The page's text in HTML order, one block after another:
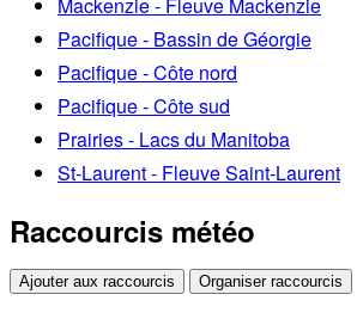
Mackenzie - Fleuve Mackenzie
Pacifique - Bassin de Géorgie
Pacifique - Côte nord
Pacifique - Côte sud
Prairies - Lacs du Manitoba
St-Laurent - Fleuve Saint-Laurent
Raccourcis météo
Ajouter aux raccourcis Organiser raccourcis